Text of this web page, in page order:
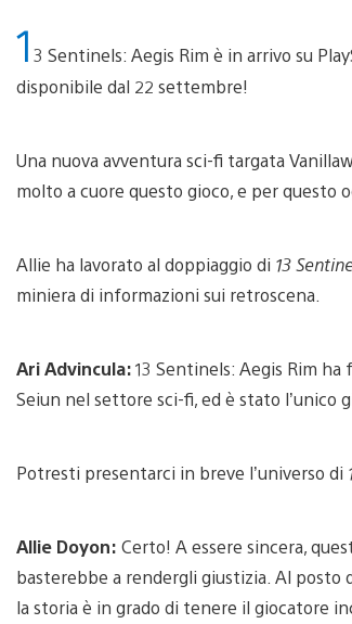
1 3 Sentinels: Aegis Rim è in arrivo su
disponibile dal 22 settembre!
Una nuova avventura sci-fi targata
molto a cuore questo gioco, e per questo
Allie ha lavorato al doppiaggio di 13
miniera di informazioni sui retroscena.
Ari Advincula:13 Sentinels: Aegis Rim
Seiun nel settore sci-fi, ed è stato l’unico
Potresti presentarci in breve l’universo di
Allie Doyon: Certo! A essere sincera,
basterebbe a rendergli giustizia. Al posto
la storia è in grado di tenere il giocatore